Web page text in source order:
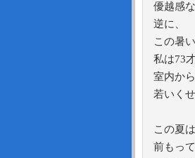
優越感
逆に、
この暑
私は73
室内か
若いく
この夏
前もっ